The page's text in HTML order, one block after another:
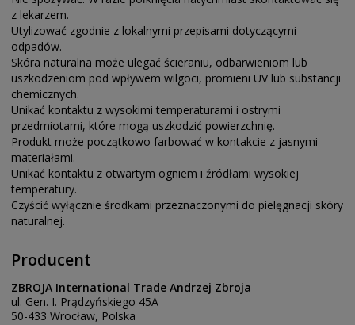
z lekarzem.
Utylizować zgodnie z lokalnymi przepisami dotyczącymi
odpadów.
Skóra naturalna może ulegać ścieraniu, odbarwieniom lub
uszkodzeniom pod wpływem wilgoci, promieni UV lub substancji
chemicznych.
Unikać kontaktu z wysokimi temperaturami i ostrymi
przedmiotami, które mogą uszkodzić powierzchnię.
Produkt może początkowo farbować w kontakcie z jasnymi
materiałami.
Unikać kontaktu z otwartym ogniem i źródłami wysokiej
temperatury.
Czyścić wyłącznie środkami przeznaczonymi do pielęgnacji skóry
naturalnej.
Producent
ZBROJA International Trade Andrzej Zbroja
ul. Gen. I. Prądzyńskiego 45A
50-433 Wrocław, Polska